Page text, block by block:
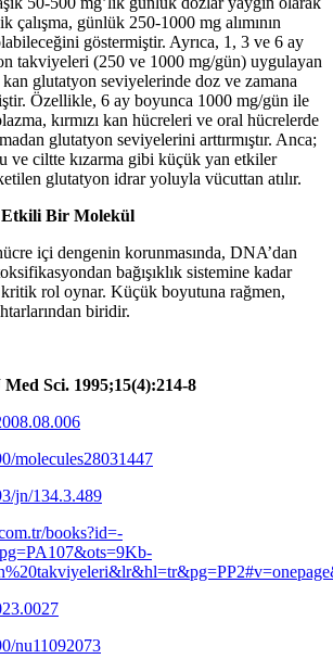
çalışma, günlük 250-1000 mg alımının
göstermiştir. Ayrıca, 1, 3 ve 6 ay
takviyeleri (250 ve 1000 mg/gün) uygulayan
glutatyon seviyelerinde doz ve zamana
Özellikle, 6 ay boyunca 1000 mg/gün ile
kırmızı kan hücreleri ve oral hücrelerde
glutatyon seviyelerini arttırmıştır. Anca;
ve ciltte kızarma gibi küçük yan etkiler
glutatyon idrar yoluyla vücuttan atılır.
Etkili Bir Molekül
içi dengenin korunmasında, DNA’dan
bağışıklık sistemine kadar
rol oynar. Küçük boyutuna rağmen,
biridir.
Sci. 1995;15(4):214-8
molecules28031447
jn/134.3.489
books?id=-
nu11092073